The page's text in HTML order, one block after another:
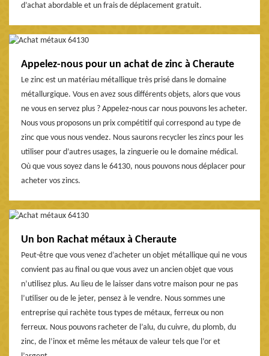
d’achat abordable et un frais de déplacement gratuit.
Appelez-nous pour un achat de zinc à Cheraute
Le zinc est un matériau métallique très prisé dans le domaine
métallurgique. Vous en avez sous différents objets, alors que vous
ne vous en servez plus ? Appelez-nous car nous pouvons les acheter.
Nous vous proposons un prix compétitif qui correspond au type de
zinc que vous nous vendez. Nous saurons recycler les zincs pour les
utiliser pour d’autres usages, la zinguerie ou le domaine médical.
Où que vous soyez dans le 64130, nous pouvons nous déplacer pour
acheter vos zincs.
Un bon Rachat métaux à Cheraute
Peut-être que vous venez d’acheter un objet métallique qui ne vous
convient pas au final ou que vous avez un ancien objet que vous
n’utilisez plus. Au lieu de le laisser dans votre maison pour ne pas
l’utiliser ou de le jeter, pensez à le vendre. Nous sommes une
entreprise qui rachète tous types de métaux, ferreux ou non
ferreux. Nous pouvons racheter de l’alu, du cuivre, du plomb, du
zinc, de l’inox et même les métaux de valeur tels que l’or et